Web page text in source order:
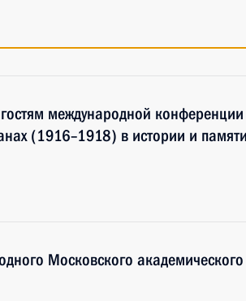
международной конференции
(1916–1918) в истории и
Московского академического